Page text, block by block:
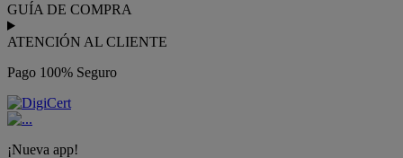
GUÍA DE COMPRA
ATENCIÓN AL CLIENTE
Pago 100% Seguro
¡Nueva app!